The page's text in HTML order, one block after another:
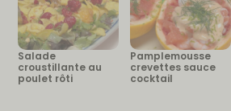
Salade
croustillante au
poulet rôti
Pamplemousse
crevettes sauce
cocktail